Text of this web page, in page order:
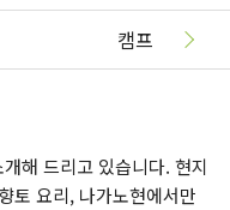
캠프
해 드리고 있습니다. 현지
토 요리, 나가노현에서만